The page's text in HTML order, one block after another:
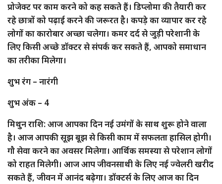
प्रोजेक्ट पर काम करने को कह सकते हैं। डिप्लोमा की तैयारी कर
रहे छात्रों को पढ़ाई करने की जरूरत है। कपड़े का व्यापार कर रहे
लोगों का कारोबार अच्छा चलेगा। कमर दर्द से जुड़ी परेशानी के
लिए किसी अच्छे डॉक्टर से संपर्क कर सकते हैं, आपको समाधान
का तरीका मिलेगा।
शुभ रंग – नारंगी
शुभ अंक – 4
मिथुन राशि: आज आपका दिन नई उमंगों के साथ शुरू होने वाला
है। आज आपकी सूझ बूझ से किसी काम में सफलता हासिल होगी।
गौ सेवा करने का अवसर मिलेगा। आर्थिक समस्या से परेशान लोगों
को राहत मिलेगी। आज आप जीवनसाथी के लिए नई ज्वेलरी खरीद
सकते हैं, जीवन में आनंद बढ़ेगा। डॉक्टर्स के लिए आज का दिन